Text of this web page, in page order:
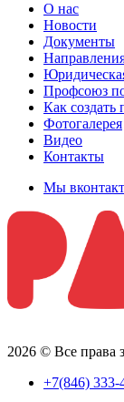
О нас
Новости
Документы
Профсоюз
Как создать
Фотогалерея
Видео
Контакты
Мы
2026 © Все права
+7(846) 333-